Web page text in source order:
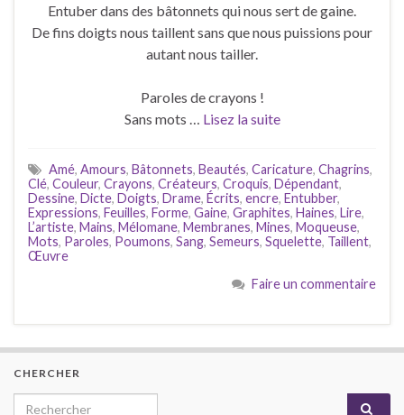
Entuber dans des bâtonnets qui nous sert de gaine.
De fins doigts nous taillent sans que nous puissions pour
autant nous tailler.
Paroles de crayons !
Sans mots … Lisez la suite
Amé, Amours, Bâtonnets, Beautés, Caricature, Chagrins,
Clé, Couleur, Crayons, Créateurs, Croquis, Dépendant,
Dessine, Dicte, Doigts, Drame, Écrits, encre, Entubber,
Expressions, Feuilles, Forme, Gaine, Graphites, Haines, Lire,
L’artiste, Mains, Mélomane, Membranes, Mines, Moqueuse,
Mots, Paroles, Poumons, Sang, Semeurs, Squelette, Taillent,
Œuvre
Faire un commentaire
CHERCHER
Search for: